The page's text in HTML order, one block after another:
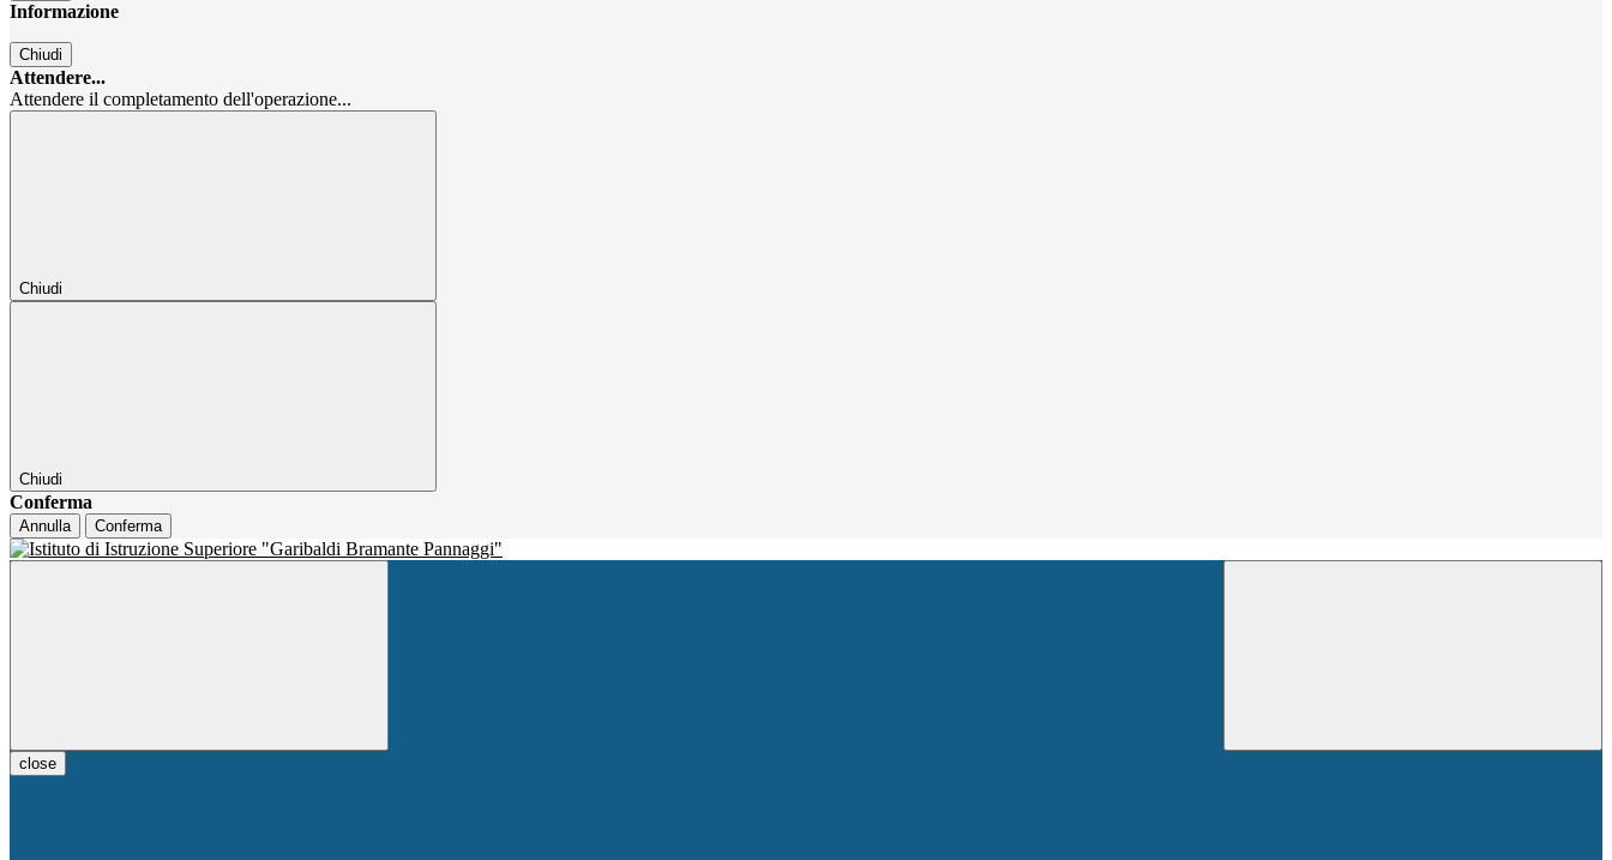
Informazione
Chiudi
Attendere...
Attendere il completamento dell'operazione...
Chiudi
Chiudi
Conferma
Annulla Conferma
close